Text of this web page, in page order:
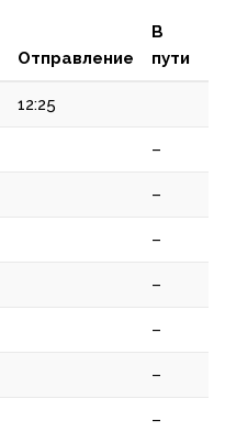
Отправление
В
пути
12:25
–
–
–
–
–
–
–